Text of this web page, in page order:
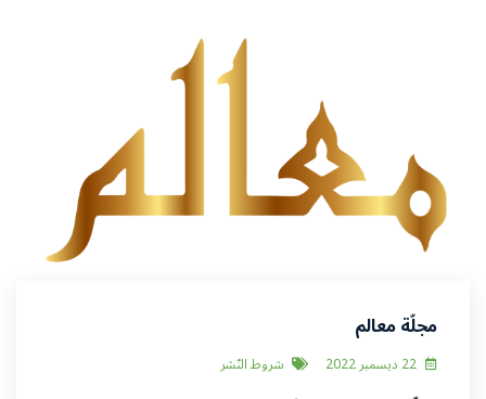
مجلّة معالم
شروط النّشر